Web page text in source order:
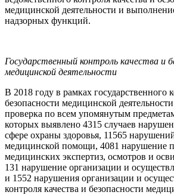
медицинской деятельности и
надзорных функций.
Государственный контроль качества и
медицинской деятельности
В 2018 году в рамках государственного
безопасности медицинской
проверка по всем упомянутым
которых выявлено 4315 случаев
сфере охраны здоровья, 11565
медицинской помощи, 4081 нарушение
медицинских экспертиз, осмотров и
131 нарушение организации и
и 1552 нарушения организации и
контроля качества и безопасности